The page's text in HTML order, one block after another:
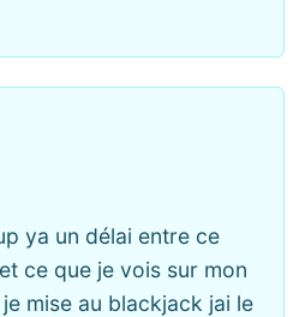
ya un délai entre ce
ce que je vois sur mon
mise au blackjack jai le